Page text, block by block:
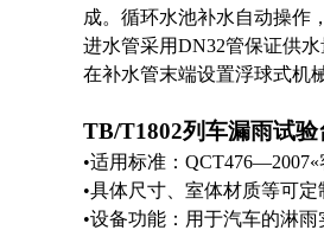
成。循环水池补水自动操作
进水管采用DN32管保证供水
在补水管末端设置浮球式机
TB/T1802列车漏雨试验
•适用标准：
•具体尺寸、室体材质等可定
•设备功能：用于汽车的淋雨